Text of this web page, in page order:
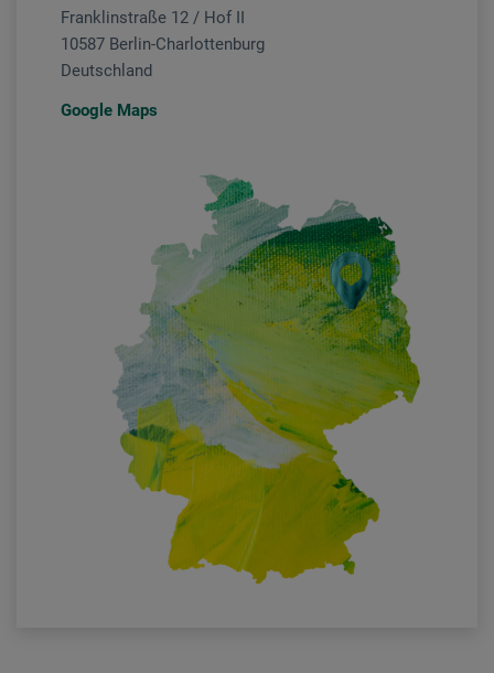
Franklinstraße 12 / Hof II
10587 Berlin-Charlottenburg
Deutschland
Google Maps